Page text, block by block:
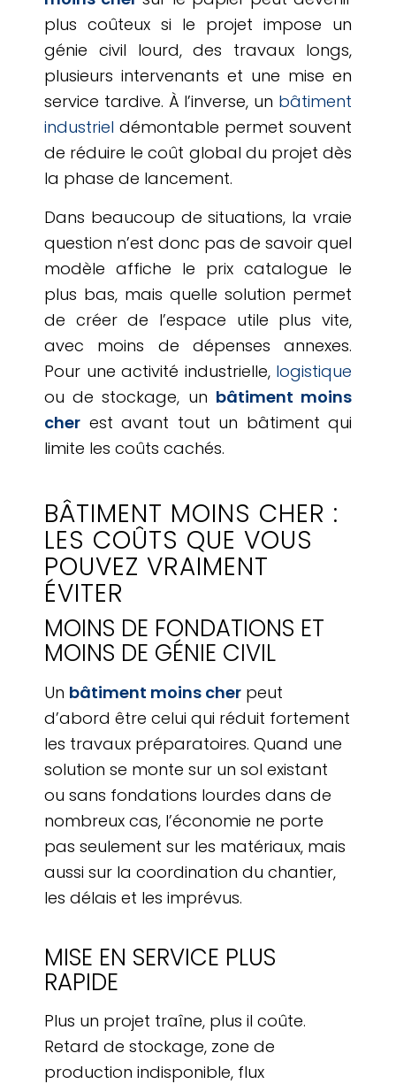
plus coûteux si le projet impose un
génie civil lourd, des travaux longs,
plusieurs intervenants et une mise en
service tardive. À l’inverse, un bâtiment
industriel démontable permet souvent
de réduire le coût global du projet dès
la phase de lancement.
Dans beaucoup de situations, la vraie
question n’est donc pas de savoir quel
modèle affiche le prix catalogue le
plus bas, mais quelle solution permet
de créer de l’espace utile plus vite,
avec moins de dépenses annexes.
Pour une activité industrielle, logistique
ou de stockage, un bâtiment moins
cher est avant tout un bâtiment qui
limite les coûts cachés.
BÂTIMENT MOINS CHER :
LES COÛTS QUE VOUS
POUVEZ VRAIMENT
ÉVITER
MOINS DE FONDATIONS ET
MOINS DE GÉNIE CIVIL
Un bâtiment moins cher peut
d’abord être celui qui réduit fortement
les travaux préparatoires. Quand une
solution se monte sur un sol existant
ou sans fondations lourdes dans de
nombreux cas, l’économie ne porte
pas seulement sur les matériaux, mais
aussi sur la coordination du chantier,
les délais et les imprévus.
MISE EN SERVICE PLUS
RAPIDE
Plus un projet traîne, plus il coûte.
Retard de stockage, zone de
production indisponible, flux